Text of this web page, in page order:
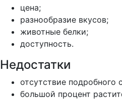
цена;
разнообразие вкусов;
животные белки;
доступность.
Недостатки
отсутствие подробного
большой процент